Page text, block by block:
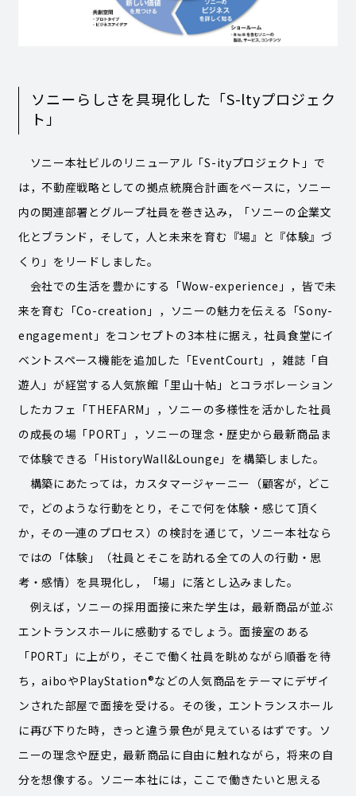
ソニーらしさを具現化した「S-ltyプロジェク
ト」
ソニー本社ビルのリニューアル「S-ityプロジェクト」で
は，不動産戦略としての拠点統廃合計画をベースに，ソニー
内の関連部署とグループ社員を巻き込み，「ソニーの企業文
化とブランド，そして，人と未来を育む『場』と『体験』づ
くり」をリードしました。
会社での生活を豊かにする「Wow-experience」，皆で未
来を育む「Co-creation」，ソニーの魅力を伝える「Sony-
engagement」をコンセプトの3本柱に据え，社員食堂にイ
ベントスペース機能を追加した「EventCourt」，雑誌「自
遊人」が経営する人気旅館「里山十帖」とコラボレーション
したカフェ「THEFARM」，ソニーの多様性を活かした社員
の成長の場「PORT」，ソニーの理念・歴史から最新商品ま
で体験できる「HistoryWall&Lounge」を構築しました。
構築にあたっては，カスタマージャーニー（顧客が，どこ
で，どのような行動をとり，そこで何を体験・感じて頂く
か，その一連のプロセス）の検討を通じて，ソニー本社なら
ではの「体験」（社員とそこを訪れる全ての人の行動・思
考・感情）を具現化し，「場」に落とし込みました。
例えば，ソニーの採用面接に来た学生は，最新商品が並ぶ
エントランスホールに感動するでしょう。面接室のある
「PORT」に上がり，そこで働く社員を眺めながら順番を待
ち，aiboやPlayStation®などの人気商品をテーマにデザイ
ンされた部屋で面接を受ける。その後，エントランスホール
に再び下りた時，きっと違う景色が見えているはずです。ソ
ニーの理念や歴史，最新商品に自由に触れながら，将来の自
分を想像する。ソニー本社には，ここで働きたいと思える